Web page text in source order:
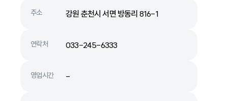
주소 강원 춘천시 서면 방동리 816-1
연락처 033-245-6333
영업시간 -